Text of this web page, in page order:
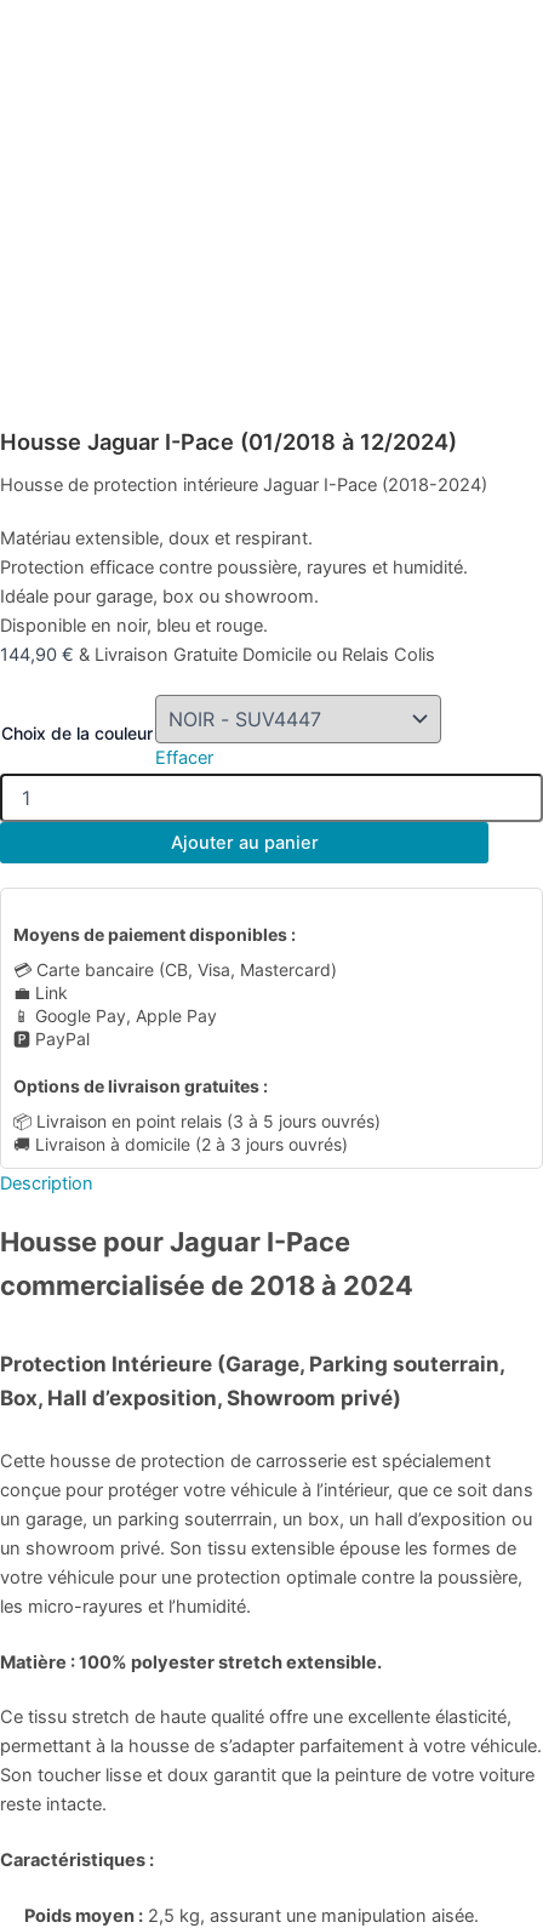
Housse Jaguar I-Pace (01/2018 à 12/2024)
Housse de protection intérieure Jaguar I-Pace (2018-2024)
Matériau extensible, doux et respirant.
Protection efficace contre poussière, rayures et humidité.
Idéale pour garage, box ou showroom.
Disponible en noir, bleu et rouge.
144,90 € & Livraison Gratuite Domicile ou Relais Colis
Choix de la couleur
Effacer
Ajouter au panier
Moyens de paiement disponibles :
💳 Carte bancaire (CB, Visa, Mastercard)
💼 Link
📱 Google Pay, Apple Pay
🅿️ PayPal
Options de livraison gratuites :
📦 Livraison en point relais (3 à 5 jours ouvrés)
🚚 Livraison à domicile (2 à 3 jours ouvrés)
Description
Housse pour Jaguar I-Pace
commercialisée de 2018 à 2024
Protection Intérieure (Garage, Parking souterrain,
Box, Hall d’exposition, Showroom privé)
Cette housse de protection de carrosserie est spécialement
conçue pour protéger votre véhicule à l’intérieur, que ce soit dans
un garage, un parking souterrrain, un box, un hall d’exposition ou
un showroom privé. Son tissu extensible épouse les formes de
votre véhicule pour une protection optimale contre la poussière,
les micro-rayures et l’humidité.
Matière :100% polyester stretch extensible.
Ce tissu stretch de haute qualité offre une excellente élasticité,
permettant à la housse de s’adapter parfaitement à votre véhicule.
Son toucher lisse et doux garantit que la peinture de votre voiture
reste intacte.
Caractéristiques :
Poids moyen : 2,5 kg, assurant une manipulation aisée.